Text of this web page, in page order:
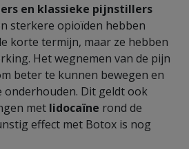
en klassieke pijnstillers
sterkere opioïden hebben
korte termijn, maar ze hebben
Het wegnemen van de pijn
beter te kunnen bewegen en
onderhouden. Dit geldt ook
met lidocaïne rond de
effect met Botox is nog